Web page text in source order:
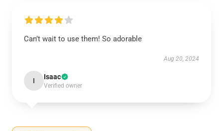
Can’t wait to use them! So adorable
Aug 20, 2024
I Isaac
Verified owner